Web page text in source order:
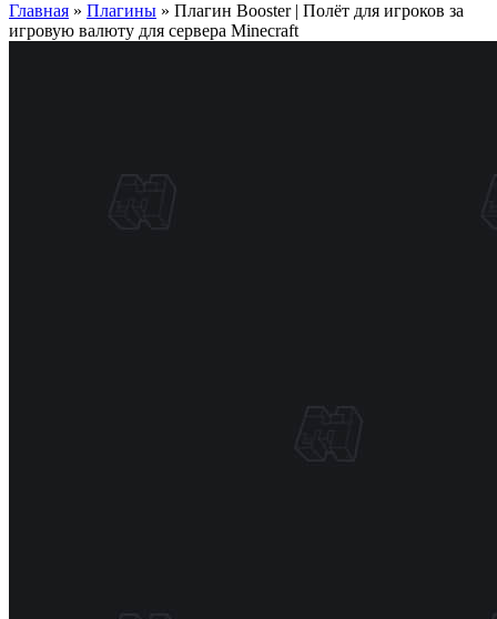
Главная » Плагины » Плагин Booster | Полёт для игроков за
игровую валюту для сервера Minecraft